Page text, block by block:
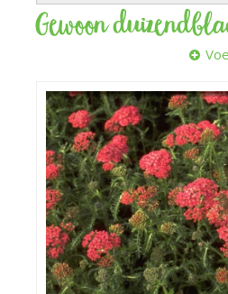
Gewoon